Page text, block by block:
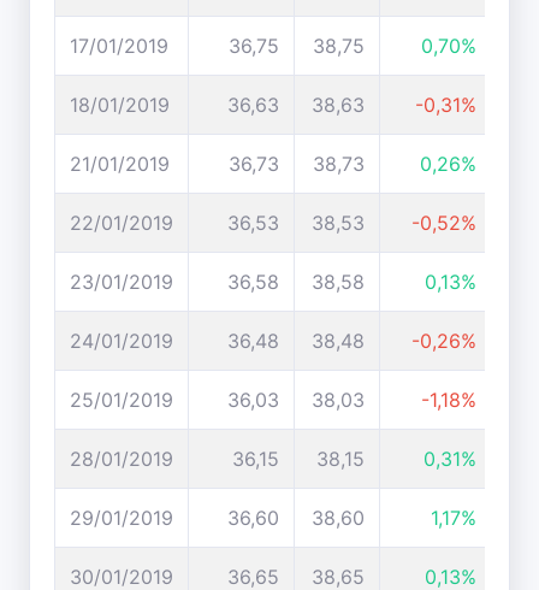
17/01/2019 36,75 38,75 0,70%
18/01/2019 36,63 38,63 -0,31%
21/01/2019 36,73 38,73 0,26%
22/01/2019 36,53 38,53 -0,52%
23/01/2019 36,58 38,58 0,13%
24/01/2019 36,48 38,48 -0,26%
25/01/2019 36,03 38,03 -1,18%
28/01/2019 36,15 38,15 0,31%
29/01/2019 36,60 38,60 1,17%
30/01/2019 36,65 38,65 0,13%